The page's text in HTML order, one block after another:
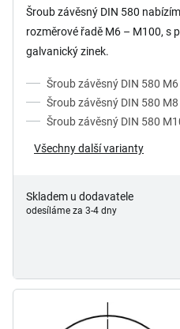
Šroub závěsný DIN 580
rozměrové řadě M6 – M100, s
galvanický zinek.
Šroub závěsný DIN 580 M6
Šroub závěsný DIN 580 M8
Šroub závěsný DIN 580
Všechny další varianty
Skladem u dodavatele
odesíláme za 3-4 dny